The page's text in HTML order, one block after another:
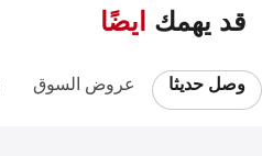
قد يهمك ايضًا
وصل حديثا عروض السوق